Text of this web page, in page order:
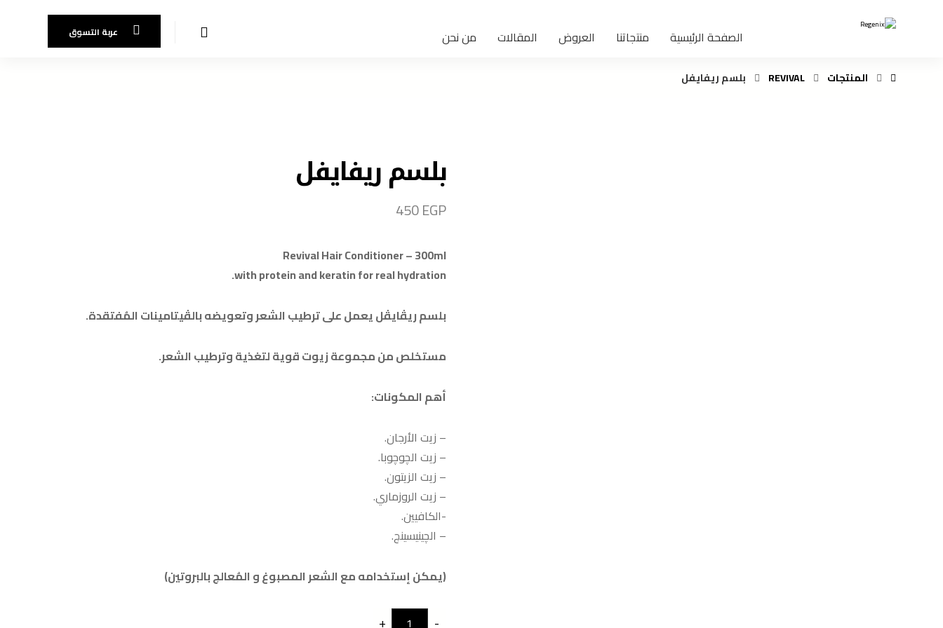
الصفحة الرئيسية منتجاتنا العروض المقالات من نحن عربة التسوق
المنتجات REVIVAL بلسم ريفايفل
بلسم ريفايفل
450EGP
Revival Hair Conditioner – 300ml
with protein and keratin for real hydration.
بلسم ريڤايڤل يعمل على ترطيب الشعر وتعويضه بالڤيتامينات المُفتقدة.
مستخلص من مجموعة زيوت قوية لتغذية وترطيب الشعر.
أهم المكونات:
– زيت الأرجان.
– زيت الچوچوبا.
– زيت الزيتون.
– زيت الروزماري.
-الكافيين.
– الچينيسينج.
(يمكن إستخدامه مع الشعر المصبوغ و المُعالج بالبروتين)
-
+